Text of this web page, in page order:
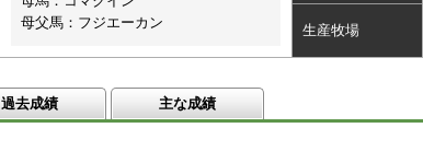
母父馬：フジエーカン
生産牧場
過去成績 主な成績